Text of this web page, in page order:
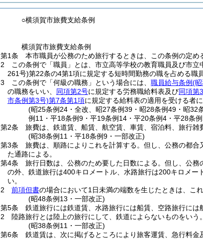
○横須賀市旅費支給条例
横須賀市旅費支給条例
第1条
本市職員が公務のため旅行するときは、この条例の定め
2
この条例で「職員」とは、市立高等学校の教育職員及び市
261号)第22条の4第1項に規定する短時間勤務の職を占める職
3
この条例で「何級の職務」という場合には、 職員給与条例(
の職務をいい、 同項第2号に規定する労務職給料表及び同項第
市条例第3号)第7条第1項に規定する給料表の適用を受ける者
(昭25条例24・全改、昭27条例39・昭28条例49・昭
例11・平18条例9・平19条例14・平20条例4・平28条
第2条
旅費は、鉄道賃、船賃、航空賃、車賃、宿泊料、旅行雑
(昭38条例11・平18条例9・一部改正)
第3条
旅費は、順路によりこれを計算する。 但し、公務の都合
た通路による。
第4条
旅行日数は、公務のため要した日数による。 但し、公務
の外、鉄道旅行は400キロメートル、水路旅行は200キロメ
い。
2
前項但書の場合において1日未満の端数を生じたときは、これ
(昭48条例13・一部改正)
第5条
鉄道旅行には鉄道賃、水路旅行には船賃、空路旅行には
2
陸路旅行とは陸上の旅行にして、鉄道によらないものをいう。
(昭38条例11・一部改正)
第6条
鉄道賃は、次に掲げるところにより旅客運賃、急行料